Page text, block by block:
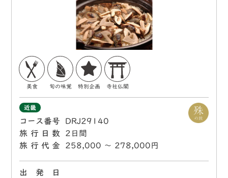
美食 旬の味覚 特別企画 寺社仏閣
近畿
コース番号
DRJ29140
旅行日数
2日間
旅行代金
258,000 〜 278,000円
出 発 日